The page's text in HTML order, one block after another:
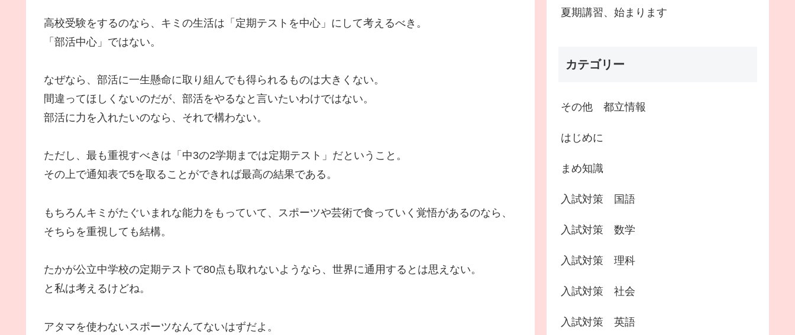
高校受験をするのなら、キミの生活は「定期テストを中心」にして考えるべき。
「部活中心」ではない。
なぜなら、部活に一生懸命に取り組んでも得られるものは大きくない。
間違ってほしくないのだが、部活をやるなと言いたいわけではない。
部活に力を入れたいのなら、それで構わない。
ただし、最も重視すべきは「中3の2学期までは定期テスト」だということ。
その上で通知表で5を取ることができれば最高の結果である。
もちろんキミがたぐいまれな能力をもっていて、スポーツや芸術で食っていく覚悟があるのなら、
そちらを重視しても結構。
たかが公立中学校の定期テストで80点も取れないようなら、世界に通用するとは思えない。
と私は考えるけどね。
アタマを使わないスポーツなんてないはずだよ。
夏期講習、始まります
カテゴリー
その他 都立情報
はじめに
まめ知識
入試対策 国語
入試対策 数学
入試対策 理科
入試対策 社会
入試対策 英語